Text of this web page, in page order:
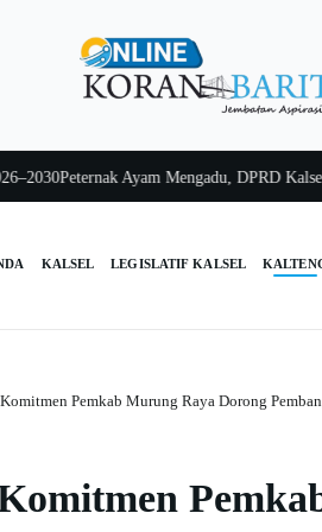
Peternak Ayam Mengadu, DPRD Kalsel
KALSEL LEGISLATIF KALSEL
Pemkab Murung Raya Dorong